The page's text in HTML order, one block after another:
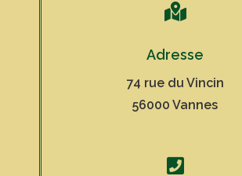

Adresse
74 rue du Vincin
56000 Vannes
